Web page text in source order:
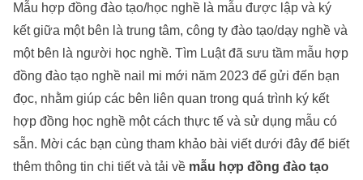
Mẫu hợp đồng đào tạo/học nghề là mẫu được lập và ký
kết giữa một bên là trung tâm, công ty đào tạo/dạy nghề và
một bên là người học nghề. Tìm Luật đã sưu tầm mẫu hợp
đồng đào tạo nghề nail mi mới năm 2023 để gửi đến bạn
đọc, nhằm giúp các bên liên quan trong quá trình ký kết
hợp đồng học nghề một cách thực tế và sử dụng mẫu có
sẵn. Mời các bạn cùng tham khảo bài viết dưới đây để biết
thêm thông tin chi tiết và tải về mẫu hợp đồng đào tạo